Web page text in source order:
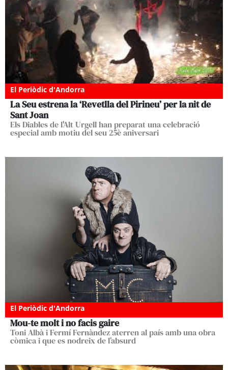
El Periòdic d'Andorra
La Seu estrena la ‘Revetlla del Pirineu’ per la nit de
Sant Joan
Els Diables de l'Alt Urgell han preparat una celebració
especial amb motiu del seu 25è aniversari
El Periòdic d'Andorra
Mou-te molt i no facis gaire
Toni Albà i Fermí Fernàndez aterren al país amb una obra
còmica i que es nodreix de l’absurd